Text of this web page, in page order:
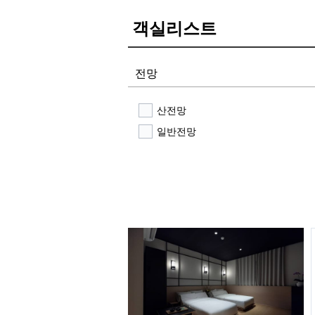
객실리스트
전망
산전망
일반전망